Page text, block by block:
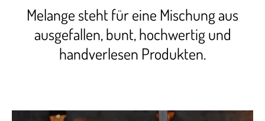
Melange steht für eine Mischung aus
ausgefallen, bunt, hochwertig und
handverlesen Produkten.